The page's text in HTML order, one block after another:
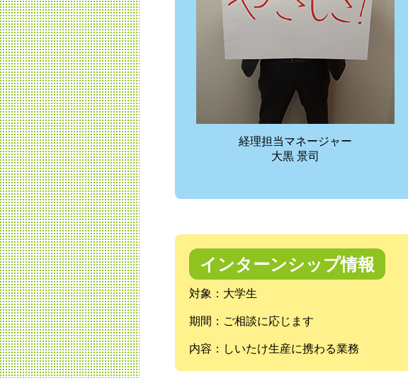
経理担当マネージャー
大黒 景司
インターンシップ情報
対象：大学生
期間：ご相談に応じます
内容：しいたけ生産に携わる業務